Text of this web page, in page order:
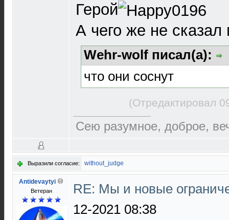
Герой
А чего же не сказал
Wehr-wolf писал(а):
что они соснут
(Отредактировал
Сею разумное, доброе,
Выразили согласие: without_judge
Antidevaytyi
Ветеран
RE: Мы и новые
12-2021 08:38